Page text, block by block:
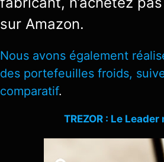
sur Amazon.
Nous avons également
des portefeuilles froids,
comparatif.
TREZOR : Le